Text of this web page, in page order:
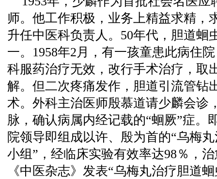
师。他工作积极，业务上精益求精，
升任中医科负责人。50年代，胆道蛔
一。1958年2月，有一孩童患此病住
科服药治疗无效，改行手术治疗，取
解。但二次疼痛发作，胆道引流管钻
术。外科主治医师殷慕道请少麟会诊
脉，确认病属内经记载的“蛔厥”症。
院领导即组成以许、殷为首的“乌梅
小组”，经临床实验有效率达98％，
《中医杂志》发表“乌梅丸治疗胆道